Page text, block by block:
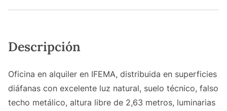
Descripción
Oficina en alquiler en IFEMA, distribuida en superficies
diáfanas con excelente luz natural, suelo técnico, falso
techo metálico, altura libre de 2,63 metros, luminarias